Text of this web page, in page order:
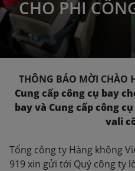
CHO PHI
THÔNG BÁO MỜI CHÀO
Cung cấp công cụ bay
bay và Cung cấp công
vali
Tổng công ty Hàng không
919 xin gửi tới Quý công ty